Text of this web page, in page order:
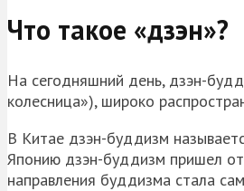
Что такое «дзэн»?
На сегодняшний день, дзэн-
колесница»), широко
В Китае дзэн-буддизм
Японию дзэн-буддизм пришел
направления буддизма стала